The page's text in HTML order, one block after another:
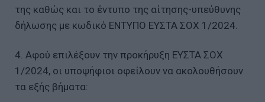
της καθώς και το έντυπο της αίτησης-υπεύθυνης
δήλωσης με κωδικό ΕΝΤΥΠΟ ΕΥΣΤΑ ΣΟΧ 1/2024.
4. Αφού επιλέξουν την προκήρυξη ΕΥΣΤΑ ΣΟΧ
1/2024, οι υποψήφιοι οφείλουν να ακολουθήσουν
τα εξής βήματα: